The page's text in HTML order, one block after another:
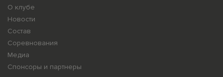
О клубе
Новости
Состав
Соревнования
Медиа
Спонсоры и партнеры